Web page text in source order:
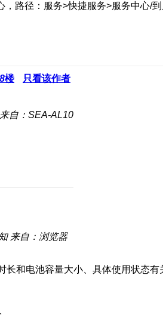
路径：服务>快捷服务>服务中心/到
8楼 只看该作者
来自：SEA-AL10
来自：浏览器
和电池容量大小、具体使用状态有